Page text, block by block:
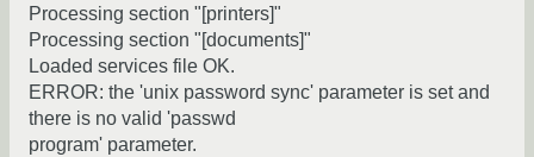
Processing section "[printers]"
Processing section "[documents]"
Loaded services file OK.
ERROR: the 'unix password sync' parameter is set and
there is no valid 'passwd
program' parameter.